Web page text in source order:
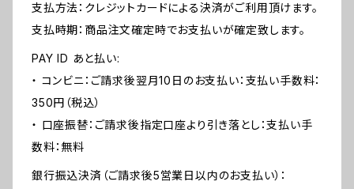
支払方法：クレジットカードによる決済がご利用頂けます。
支払時期：商品注文確定時でお支払いが確定致します。
PAY ID あと払い:
・ コンビニ：ご請求後翌月10日のお支払い：支払い手数料：
350円（税込）
・ 口座振替：ご請求後指定口座より引き落とし：支払い手
数料：無料
銀行振込決済（ご請求後5営業日以内のお支払い）：